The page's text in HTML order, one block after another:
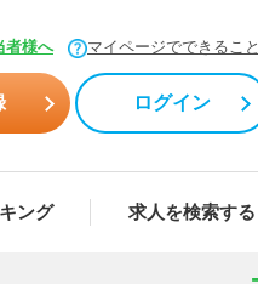
者様へ マイページでできること
ログイン
ング 求人を検索する